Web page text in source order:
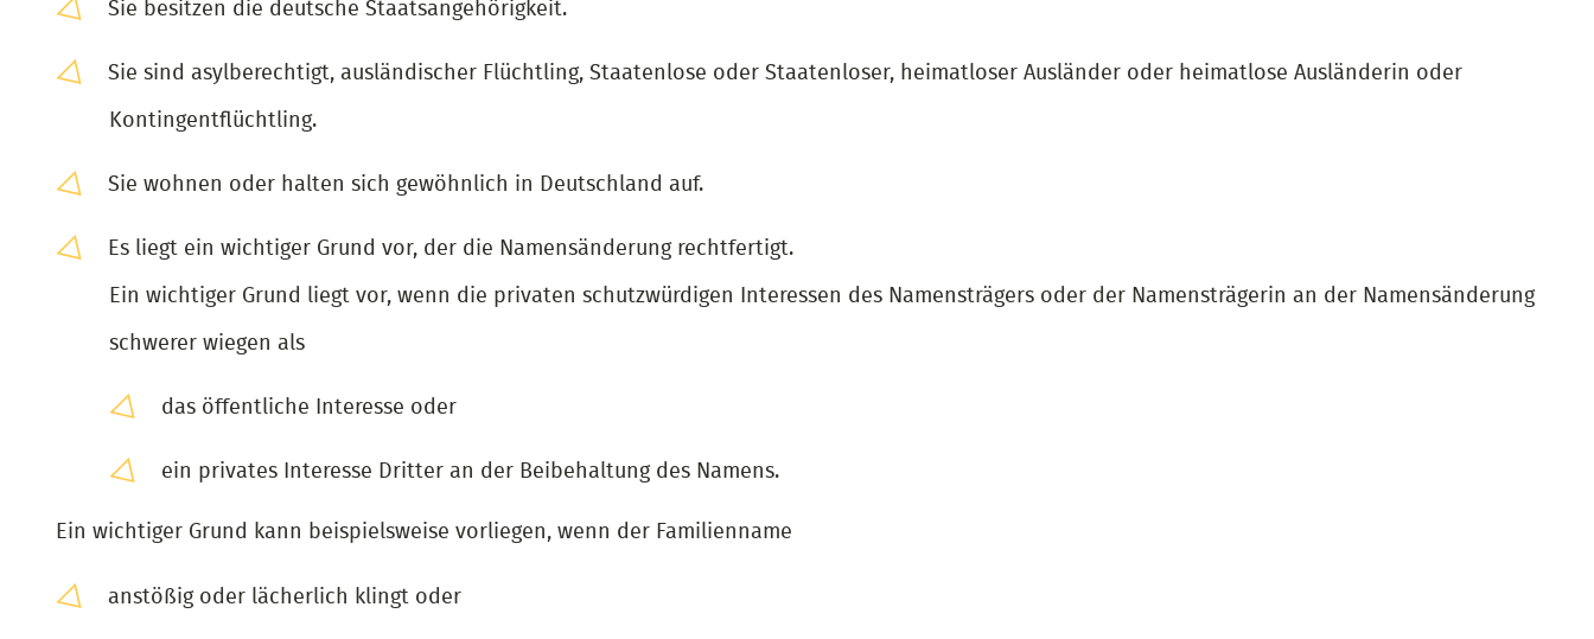
Sie besitzen die deutsche Staatsangehörigkeit.
Sie sind asylberechtigt, ausländischer Flüchtling, Staatenlose oder Staatenloser, heimatloser Ausländer oder heimatlose Ausländerin oder
Kontingentflüchtling.
Sie wohnen oder halten sich gewöhnlich in Deutschland auf.
Es liegt ein wichtiger Grund vor, der die Namensänderung rechtfertigt.
Ein wichtiger Grund liegt vor, wenn die privaten schutzwürdigen Interessen des Namensträgers oder der Namensträgerin an der Namensänderung
schwerer wiegen als
das öffentliche Interesse oder
ein privates Interesse Dritter an der Beibehaltung des Namens.
Ein wichtiger Grund kann beispielsweise vorliegen, wenn der Familienname
anstößig oder lächerlich klingt oder